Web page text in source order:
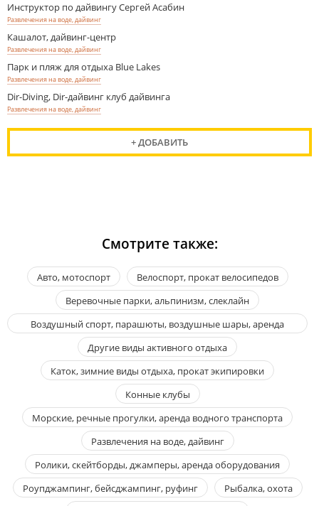
Инструктор по дайвингу Сергей Асабин
Развлечения на воде, дайвинг
Кашалот, дайвинг-центр
Развлечения на воде, дайвинг
Парк и пляж для отдыха Blue Lakes
Развлечения на воде, дайвинг
Dir-Diving, Dir-дайвинг клуб дайвинга
Развлечения на воде, дайвинг
+ ДОБАВИТЬ
Смотрите также:
Авто, мотоспорт
Велоспорт, прокат велосипедов
Веревочные парки, альпинизм, слеклайн
Воздушный спорт, парашюты, воздушные шары, аренда
воздушного транспорта
Другие виды активного отдыха
Каток, зимние виды отдыха, прокат экипировки
Конные клубы
Морские, речные прогулки, аренда водного транспорта
Развлечения на воде, дайвинг
Ролики, скейтборды, джамперы, аренда оборудования
Роупджампинг, бейсджампинг, руфинг
Рыбалка, охота